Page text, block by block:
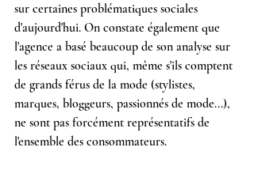
sur certaines problématiques sociales
d'aujourd'hui. On constate également que
l'agence a basé beaucoup de son analyse sur
les réseaux sociaux qui, même s'ils comptent
de grands férus de la mode (stylistes,
marques, bloggeurs, passionnés de mode...),
ne sont pas forcément représentatifs de
l'ensemble des consommateurs.